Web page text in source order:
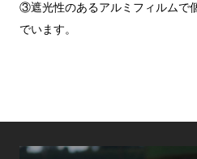
③遮光性のあるアルミフィルムで
でいます。